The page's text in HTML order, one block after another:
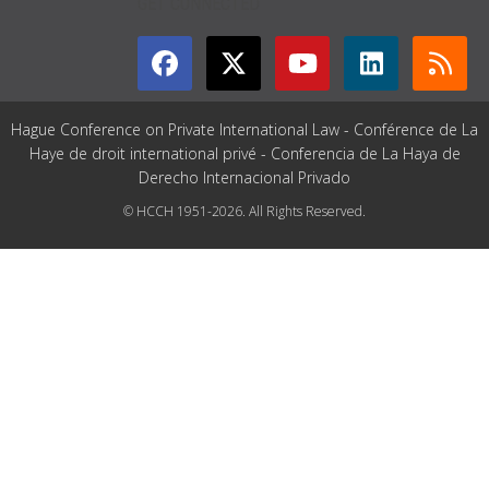
Hague Conference on Private International Law - Conférence de La
Haye de droit international privé - Conferencia de La Haya de
Derecho Internacional Privado
© HCCH 1951-2026. All Rights Reserved.